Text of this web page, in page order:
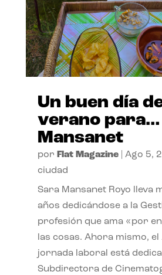
Un buen día
verano para…
Mansanet
por Flat Magazine| Ago 5,
ciudad
Sara Mansanet Royo lleva
años dedicándose a la
profesión que ama «por
las cosas. Ahora mismo, el
jornada laboral está
Subdirectora de